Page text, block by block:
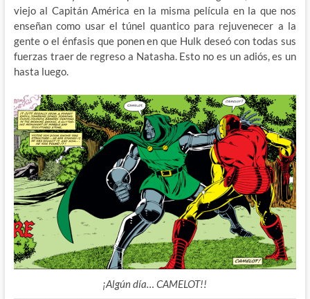
viejo al Capitán América en la misma película en la que nos
enseñan como usar el túnel quantico para rejuvenecer a la
gente o el énfasis que ponen en que Hulk deseó con todas sus
fuerzas traer de regreso a Natasha. Esto no es un adiós, es un
hasta luego.
¡Algún día… CAMELOT!!